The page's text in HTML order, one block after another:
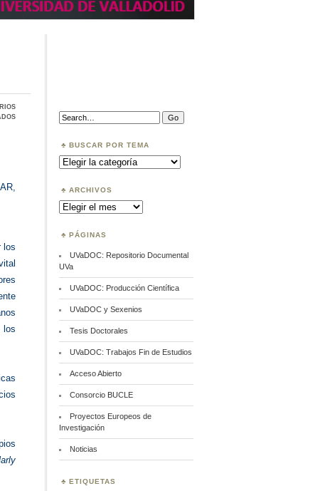
en
Comunicación
los
los
Search:
BUSCAR POR TEMA
Buscar
por
ARCHIVOS
Archivos
PÁGINAS
UVaDOC: Repositorio Documental
UVa
UVaDOC: Producción Científica
UVaDOC y Sexenios
Tesis Doctorales
UVaDOC: Trabajos Fin de Estudios
Acceso Abierto
Consorcio BUCLE
Proyectos Europeos de
Investigación
Noticias
ETIQUETAS